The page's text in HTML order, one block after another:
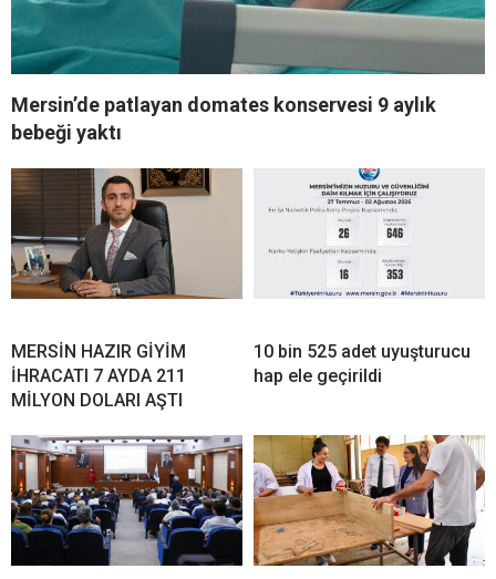
Mersin’de patlayan domates konservesi 9 aylık
bebeği yaktı
MERSİN HAZIR GİYİM
İHRACATI 7 AYDA 211
MİLYON DOLARI AŞTI
10 bin 525 adet uyuşturucu
hap ele geçirildi